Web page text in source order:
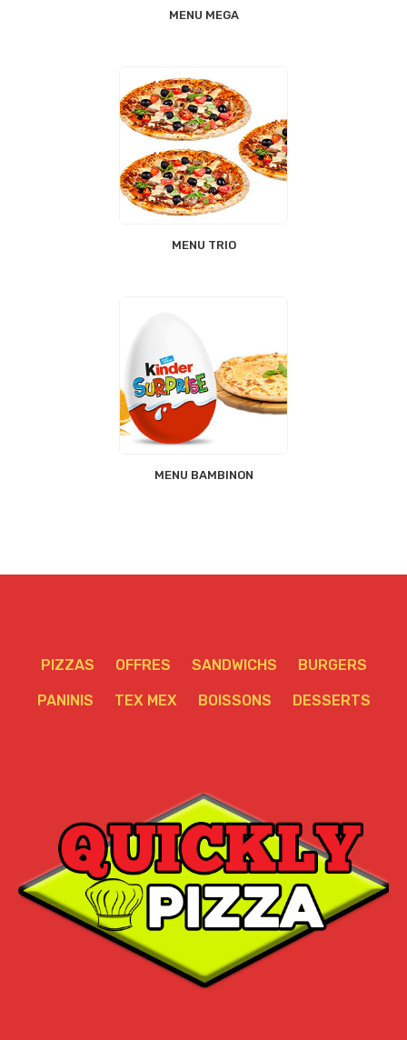
MENU MEGA
MENU TRIO
MENU BAMBINON
PIZZAS OFFRES SANDWICHS BURGERS
PANINIS TEX MEX BOISSONS DESSERTS